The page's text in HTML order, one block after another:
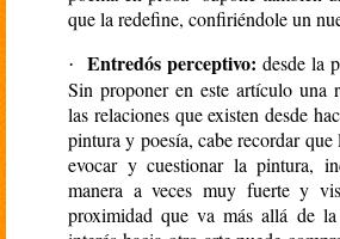
que la redefine, confiriéndole un
· Entredós perceptivo: desde la
Sin proponer en este artículo una
las relaciones que existen desde
pintura y poesía, cabe recordar que
evocar y cuestionar la pintura,
manera a veces muy fuerte y
proximidad que va más allá de